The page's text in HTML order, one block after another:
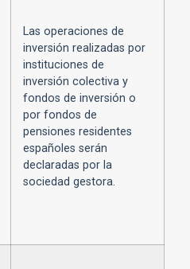
Las operaciones de
inversión realizadas por
instituciones de
inversión colectiva y
fondos de inversión o
por fondos de
pensiones residentes
españoles serán
declaradas por la
sociedad gestora.